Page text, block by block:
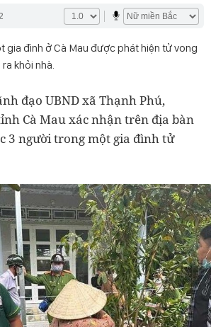
gia đình ở Cà Mau được phát hiện tử vong
khỏi nhà.
đạo UBND xã Thạnh Phú,
Cà Mau xác nhận trên địa bàn
3 người trong một gia đình tử